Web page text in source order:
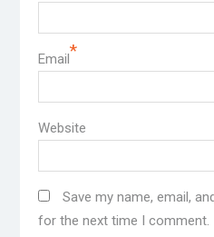
Email*
Website
Save my name, email,
for the next time I comment.